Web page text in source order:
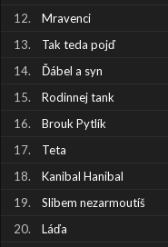
Mravenci
Tak teda pojď
Ďábel a syn
Rodinnej tank
Brouk Pytlík
Teta
Kanibal Hanibal
Slibem nezarmoutíš
Láďa